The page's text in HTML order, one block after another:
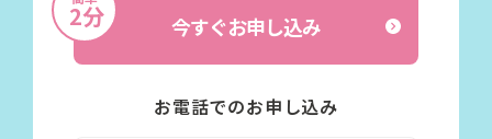
2分 今すぐお申し込み
お電話でのお申し込み